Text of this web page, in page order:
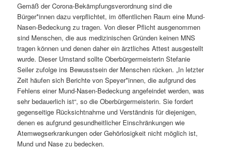
Gemäß der Corona-Bekämpfungsverordnung sind die
Bürger*innen dazu verpflichtet, im öffentlichen Raum eine Mund-
Nasen-Bedeckung zu tragen. Von dieser Pflicht ausgenommen
sind Menschen, die aus medizinischen Gründen keinen MNS
tragen können und denen daher ein ärztliches Attest ausgestellt
wurde. Dieser Umstand sollte Oberbürgermeisterin Stefanie
Seiler zufolge ins Bewusstsein der Menschen rücken. „In letzter
Zeit häufen sich Berichte von Speyer*innen, die aufgrund des
Fehlens einer Mund-Nasen-Bedeckung angefeindet werden, was
sehr bedauerlich ist“, so die Oberbürgermeisterin. Sie fordert
gegenseitige Rücksichtnahme und Verständnis für diejenigen,
denen es aufgrund gesundheitlicher Einschränkungen wie
Atemwegserkrankungen oder Gehörlosigkeit nicht möglich ist,
Mund und Nase zu bedecken.